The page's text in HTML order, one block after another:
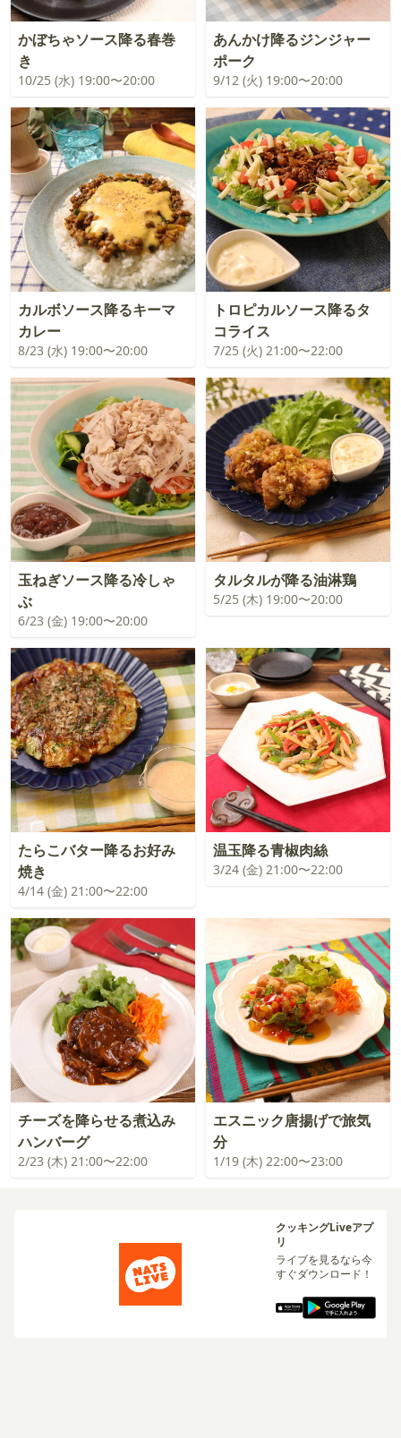
かぼちゃソース降る春巻
き
10/25 (水) 19:00〜20:00
あんかけ降るジンジャー
ポーク
9/12 (火) 19:00〜20:00
カルボソース降るキーマ
カレー
8/23 (水) 19:00〜20:00
トロピカルソース降るタ
コライス
7/25 (火) 21:00〜22:00
玉ねぎソース降る冷しゃ
ぶ
6/23 (金) 19:00〜20:00
タルタルが降る油淋鶏
5/25 (木) 19:00〜20:00
たらこバター降るお好み
焼き
4/14 (金) 21:00〜22:00
温玉降る青椒肉絲
3/24 (金) 21:00〜22:00
チーズを降らせる煮込み
ハンバーグ
2/23 (木) 21:00〜22:00
エスニック唐揚げで旅気
分
1/19 (木) 22:00〜23:00
クッキングLiveアプ
リ
ライブを見るなら今
すぐダウンロード！